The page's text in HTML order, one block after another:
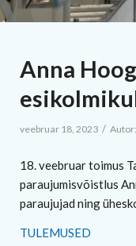
Anna
veebruar 18, 2023 / Autor:
18. veebruar toimus
paraujumisvõistlus
paraujujad ning
TULEMUSED